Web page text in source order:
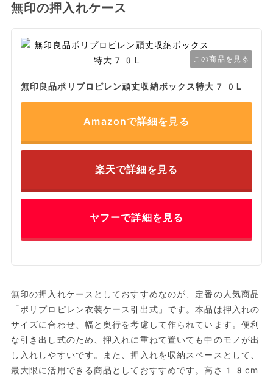
無印の押入れケース
この商品を見る
無印良品ポリプロピレン頑丈収納ボックス特大70L
Amazonで詳細を見る
楽天で詳細を見る
ヤフーで詳細を見る
無印の押入れケースとしておすすめなのが、定番の人気商品
「ポリプロピレン衣装ケース引出式」です。本品は押入れの
サイズに合わせ、幅と奥行を考慮して作られています。便利
な引き出し式のため、押入れに重ねて置いても中のモノが出
し入れしやすいです。また、押入れを収納スペースとして、
最大限に活用できる商品としておすすめです。高さ18cm